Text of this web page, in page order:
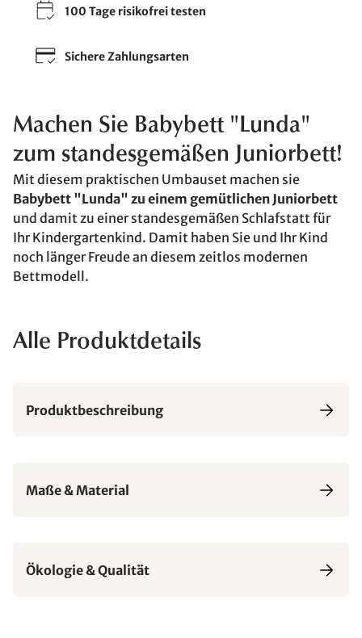
100 Tage risikofrei testen
Sichere Zahlungsarten
Machen Sie Babybett "Lunda"
zum standesgemäßen Juniorbett!
Mit diesem praktischen Umbauset machen sie
Babybett "Lunda" zu einem gemütlichen Juniorbett
und damit zu einer standesgemäßen Schlafstatt für
Ihr Kindergartenkind. Damit haben Sie und Ihr Kind
noch länger Freude an diesem zeitlos modernen
Bettmodell.
Alle Produktdetails
Produktbeschreibung
Maße & Material
Ökologie & Qualität